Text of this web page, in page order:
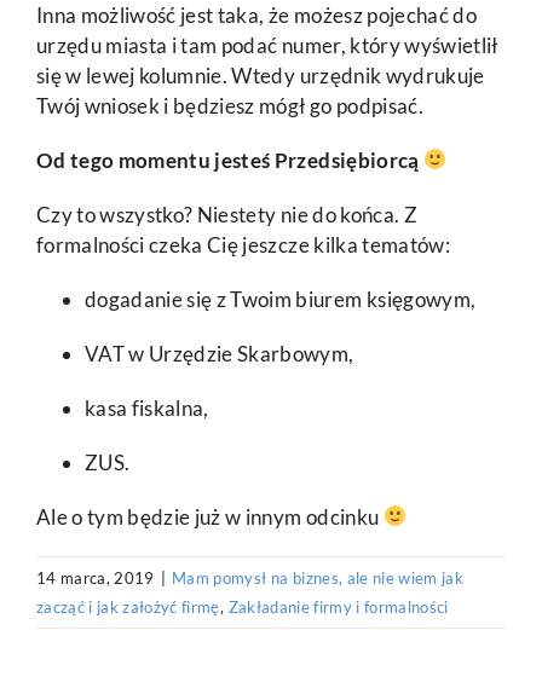
Inna możliwość jest taka, że możesz pojechać do
urzędu miasta i tam podać numer, który wyświetlił
się w lewej kolumnie. Wtedy urzędnik wydrukuje
Twój wniosek i będziesz mógł go podpisać.
Od tego momentu jesteś Przedsiębiorcą
Czy to wszystko? Niestety nie do końca. Z
formalności czeka Cię jeszcze kilka tematów:
dogadanie się z Twoim biurem księgowym,
VAT w Urzędzie Skarbowym,
kasa fiskalna,
ZUS.
Ale o tym będzie już w innym odcinku
14 marca, 2019
Mam pomysł na biznes, ale nie wiem jak
zacząć i jak założyć firmę, Zakładanie firmy i formalności